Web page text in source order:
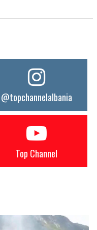
@topchannelalbania
Top Channel